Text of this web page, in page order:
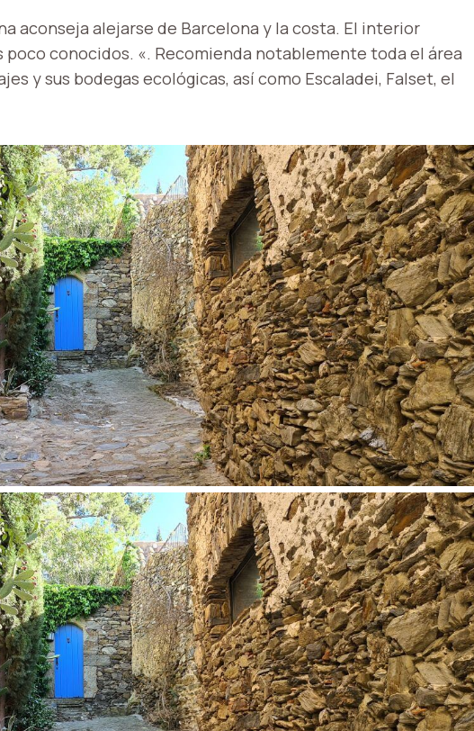
aconseja alejarse de Barcelona y la costa. El interior
conocidos. «. Recomienda notablemente toda el área
y sus bodegas ecológicas, así como Escaladei, Falset, el